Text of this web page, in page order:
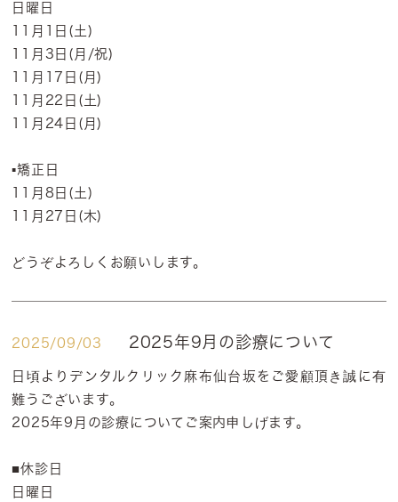
日曜日
11月1日(土)
11月3日(月/祝)
11月17日(月)
11月22日(土)
11月24日(月)
▪️矯正日
11月8日(土)
11月27日(木)
どうぞよろしくお願いします。
2025/09/03 2025年9月の診療について
日頃よりデンタルクリック麻布仙台坂をご愛顧頂き誠に有
難うございます。
2025年9月の診療についてご案内申しげます。
■休診日
日曜日